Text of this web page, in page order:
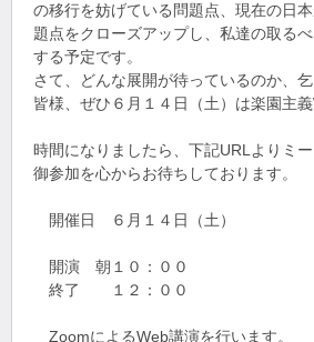
の移行を妨げている問題点、現在の日
題点をクローズアップし、私達の取る
する予定です。
さて、どんな展開が待っているのか、乞
皆様、ぜひ６月１４日（土）は楽園主
時間になりましたら、下記URLよりミ
御参加を心からお待ちしております。
開催日 ６月１４日（土）
開演 朝１０：００
終了 １２：００
ZoomによるWeb講演を行います。